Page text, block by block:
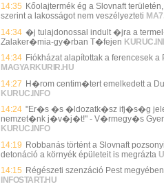
14:35 Kőolajtermék ég a Slovnaft
szerint a lakosságot nem veszélyezteti
14:34 �j tulajdonossal indult �jra a
Zalaker�mia-gy�rban T�fejen
14:34 Fiókházat alapítottak a ferencesek a
MAGYARKURIR.HU
14:27 H�rom centim�tert emelkedett a
KURUC.INFO
14:24 "Er�s �s �ldozatk�sz ifj�s�g
nemzet�nk j�v�j�t!" - V�rmegy�s
KURUC.INFO
14:19 Robbanás történt a Slovnaft
detonáció a környék épületeit is megrázta
14:15 Régészeti szenzáció Pest
INFOSTART.HU